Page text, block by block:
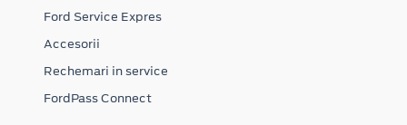
Ford Service Expres
Accesorii
Rechemari in service
FordPass Connect